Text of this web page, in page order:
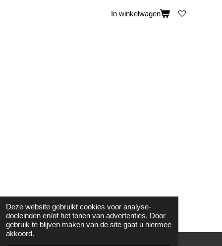
Deze website gebruikt cookies voor analyse-
doeleinden en/of het tonen van advertenties. Door
gebruik te blijven maken van de site gaat u hiermee
akkoord.
In winkelwagen